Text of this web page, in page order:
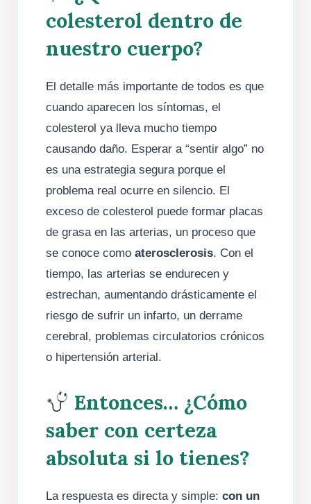
colesterol dentro de
nuestro cuerpo?
El detalle más importante de todos es que
cuando aparecen los síntomas, el
colesterol ya lleva mucho tiempo
causando daño. Esperar a “sentir algo” no
es una estrategia segura porque el
problema real ocurre en silencio. El
exceso de colesterol puede formar placas
de grasa en las arterias, un proceso que
se conoce comoaterosclerosis. Con el
tiempo, las arterias se endurecen y
estrechan, aumentando drásticamente el
riesgo de sufrir un infarto, un derrame
cerebral, problemas circulatorios crónicos
o hipertensión arterial.
Entonces… ¿Cómo
saber con certeza
absoluta si lo tienes?
La respuesta es directa y simple:con un